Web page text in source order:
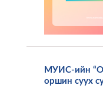
МУИС-ийн
оршин суух